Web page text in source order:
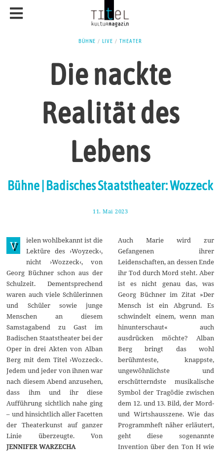
BÜHNE / LIVE / THEATER
Die nackte
Realität des
Lebens
Bühne | Badisches Staatstheater: Wozzeck
11. Mai 2023
a
i
2
0
2
3
V
ielen wohlbekannt ist die
Lektüre des ›Woyzeck‹,
nicht ›Wozzeck‹, von
Georg Büchner schon aus der
Schulzeit. Dementsprechend
waren auch viele Schülerinnen
und Schüler sowie junge
Menschen an diesem
Samstagabend zu Gast im
Badischen Staatstheater bei der
Oper in drei Akten von Alban
Berg mit dem Titel ›Wozzeck‹.
Jedem und jeder von ihnen war
nach diesem Abend anzusehen,
dass ihm und ihr diese
Aufführung sichtlich nahe ging
– und hinsichtlich aller Facetten
der Theaterkunst auf ganzer
Linie überzeugte. Von
JENNIFER WARZECHA
Auch Marie wird zur
Gefangenen ihrer
Leidenschaften, an dessen Ende
ihr Tod durch Mord steht. Aber
ist es nicht genau das, was
Georg Büchner im Zitat »Der
Mensch ist ein Abgrund. Es
schwindelt einem, wenn man
hinunterschaut« auch
ausdrücken möchte? Alban
Berg bringt das wohl
berühmteste, knappste,
ungewöhnlichste und
erschütterndste musikalische
Symbol der Tragödie zwischen
dem 12. und 13. Bild, der Mord-
und Wirtshausszene. Wie das
Programmheft näher erläutert,
geht diese sogenannte
Invention über den Ton H wie